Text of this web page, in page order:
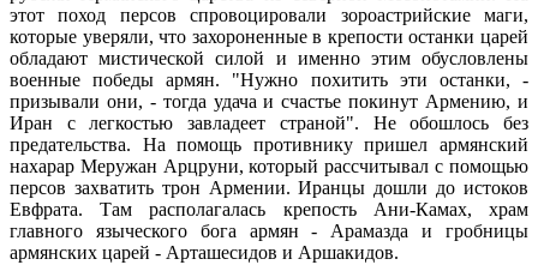
этот поход персов спровоцировали зороастрийские маги,
которые уверяли, что захороненные в крепости останки царей
обладают мистической силой и именно этим обусловлены
военные победы армян. "Нужно похитить эти останки, -
призывали они, - тогда удача и счастье покинут Армению, и
Иран с легкостью завладеет страной". Не обошлось без
предательства. На помощь противнику пришел армянский
нахарар Меружан Арцруни, который рассчитывал с помощью
персов захватить трон Армении. Иранцы дошли до истоков
Евфрата. Там располагалась крепость Ани-Камах, храм
главного языческого бога армян - Арамазда и гробницы
армянских царей - Арташесидов и Аршакидов.